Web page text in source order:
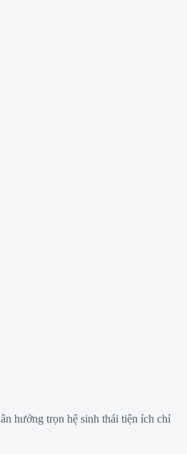
hưởng trọn hệ sinh thái tiện ích chỉ